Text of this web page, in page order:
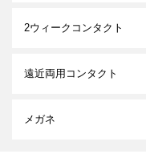
2ウィークコンタクト
遠近両用コンタクト
メガネ